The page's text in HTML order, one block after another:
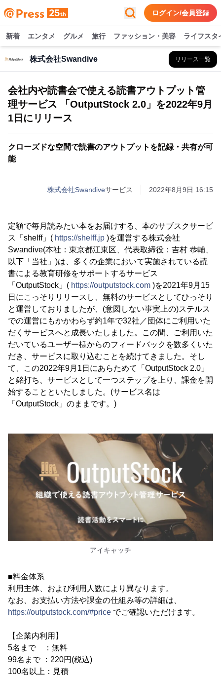
ログイン/会員登録
新着 エンタメ グルメ 旅行 ファッション・美容 ライフスタ
株式会社Swandive リリース一覧
会社内や読書会で使える読書アウトプット管
理サービス 「OutputStock 2.0」を2022年9月
1日にリリース
クローズドな空間で読書のアウトプットを記録・共有が可
能
株式会社Swandiveサービス 2022年8月9日 16:15
定額で毎月読みたい本をお届けする、本のサブスクサービ
ス「shelff」( https://shelff.jp )を運営する株式会社
Swandive(本社：東京都江東区、代表取締役：吉村 恭輔、
以下「当社」)は、多くの企業において実施されている読
書による教育研修をサポートするサービス
「OutputStock」( https://outputstock.com )を2021年9月15
日にこっそりリリースし、無料のサービスとしてひっそり
と運営しておりましたが、(意図しない事実上の)ステルス
での運営にもかかわらず約1年で32社／団体にご利用いた
だくサービスへと成長いたしました。この間、ご利用いた
だいているユーザー様からのフィードバックを数多くいた
だき、サービスに取り込むことを続けてきました。そし
て、この2022年9月1日にあらためて「OutputStock 2.0」
と銘打ち、サービスとして一つステップを上り、課金を開
始することといたしました。(サービス名は
「OutputStock」のままです。)
アイキャッチ
■料金体系
利用主体、および利用人数により異なります。
なお、お支払い方法や課金の仕組み等の詳細は、
https://outputstock.com/#price でご確認いただけます。
【企業内利用】
5名まで ：無料
99名まで ：220円(税込)
100名以上：見積